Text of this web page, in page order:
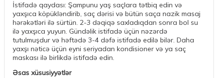
İstifadə qaydası: Şampunu yaş saçlara tətbiq edin və
yaxşıca köpükləndirib, saç dərisi və bütün saça nazik masaj
hərəkətləri ilə sürtün. 2-3 dəqiqə saxladıqdan sonra bol su
ilə yaxşıca yuyun. Gündəlik istifadə üçün nəzərdə
tutulmuşdur və həftədə 3-4 dəfə istifadə edilə bilər. Daha
yaxşı nəticə üçün eyni seriyadan kondisioner və ya saç
maskası ilə birlikdə istifadə edin.
Əsas xüsusiyyətlər